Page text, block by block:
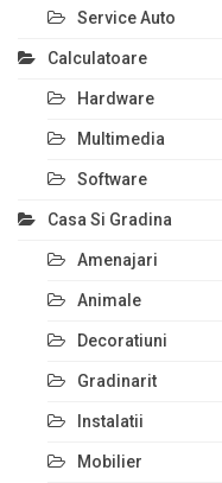
Service Auto
Calculatoare
Hardware
Multimedia
Software
Casa Si Gradina
Amenajari
Animale
Decoratiuni
Gradinarit
Instalatii
Mobilier